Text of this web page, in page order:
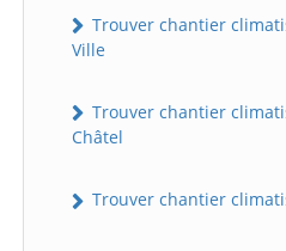
Trouver chantier
Ville
Trouver chantier
Châtel
Trouver chantier